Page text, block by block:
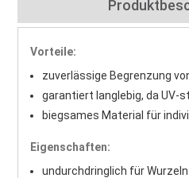
Vorteile:
zuverlässige Begrenzung
garantiert langlebig, da UV-
biegsames Material für
Eigenschaften:
undurchdringlich für Wurzeln